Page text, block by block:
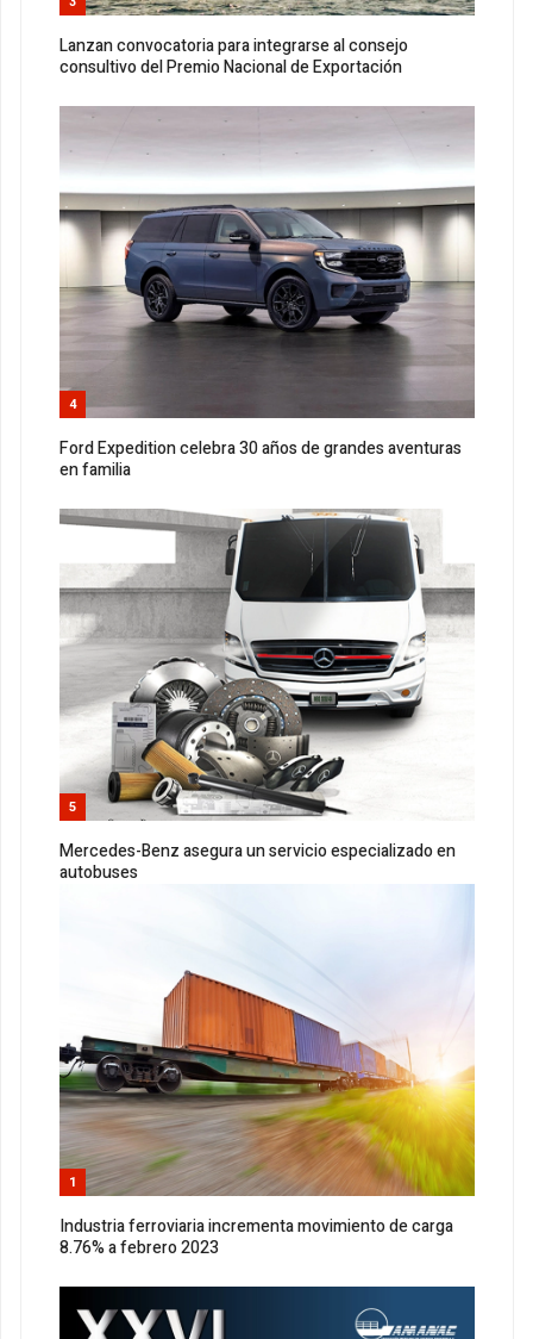
Lanzan convocatoria para integrarse al consejo
consultivo del Premio Nacional de Exportación
4
Ford Expedition celebra 30 años de grandes aventuras
en familia
5
Mercedes-Benz asegura un servicio especializado en
autobuses
1
Industria ferroviaria incrementa movimiento de carga
8.76% a febrero 2023